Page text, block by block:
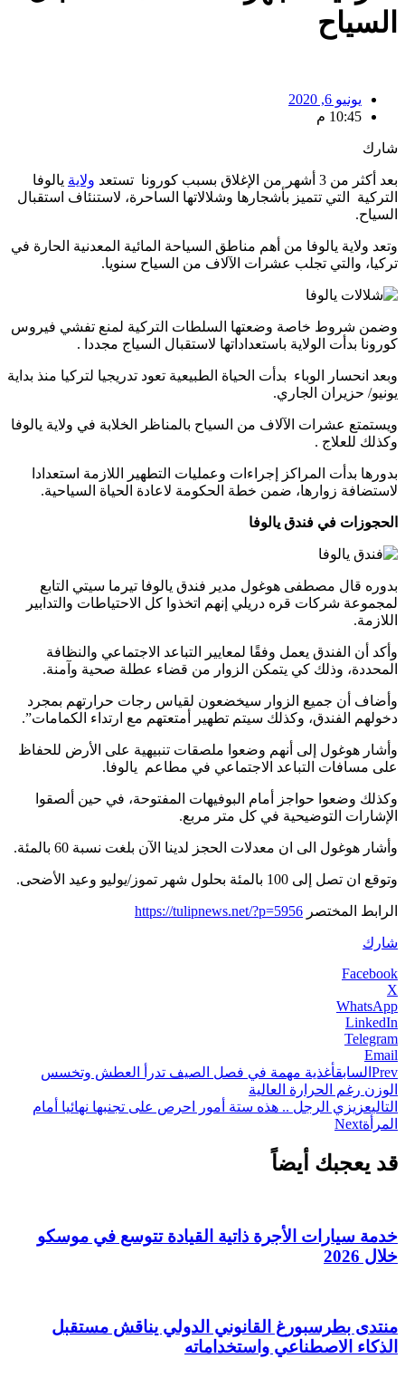
السياح
يونيو 6, 2020
10:45 م
شارك
بعد أكثر من 3 أشهر من الإغلاق بسبب كورونا تستعد ولاية يالوفا
التركية التي تتميز بأشجارها وشلالاتها الساحرة، لاستنئاف استقبال
السياح.
وتعد ولاية يالوفا من أهم مناطق السياحة المائية المعدنية الحارة في
تركيا، والتي تجلب عشرات الآلاف من السياح سنويا.
وضمن شروط خاصة وضعتها السلطات التركية لمنع تفشي فيروس
كورونا بدأت الولاية باستعداداتها لاستقبال السياج مجددا .
وبعد انحسار الوباء بدأت الحياة الطبيعية تعود تدريجيا لتركيا منذ بداية
يونيو/ حزيران الجاري.
ويستمتع عشرات الآلاف من السياح بالمناظر الخلابة في ولاية يالوفا
وكذلك للعلاج .
بدورها بدأت المراكز إجراءات وعمليات التطهير اللازمة استعدادا
لاستضافة زوارها، ضمن خطة الحكومة لاعادة الحياة السياحية.
الحجوزات في فندق يالوفا
بدوره قال مصطفى هوغول مدير فندق يالوفا تيرما سيتي التابع
لمجموعة شركات قره دريلي إنهم اتخذوا كل الاحتياطات والتدابير
اللازمة.
وأكد أن الفندق يعمل وفقًا لمعايير التباعد الاجتماعي والنظافة
المحددة، وذلك كي يتمكن الزوار من قضاء عطلة صحية وآمنة.
وأضاف أن جميع الزوار سيخضعون لقياس رجات حرارتهم بمجرد
دخولهم الفندق، وكذلك سيتم تطهير أمتعتهم مع ارتداء الكمامات”.
وأشار هوغول إلى أنهم وضعوا ملصقات تنبيهية على الأرض للحفاظ
على مسافات التباعد الاجتماعي في مطاعم يالوفا.
وكذلك وضعوا حواجز أمام البوفيهات المفتوحة، في حين ألصقوا
الإشارات التوضيحية في كل متر مربع.
وأشار هوغول الى ان معدلات الحجز لدينا الآن بلغت نسبة 60 بالمئة.
وتوقع ان تصل إلى 100 بالمئة بحلول شهر تموز/يوليو وعيد الأضحى.
الرابط المختصر https://tulipnews.net/?p=5956
شارك
Facebook
X
WhatsApp
LinkedIn
Telegram
Email
Prev السابقأغذية مهمة في فصل الصيف تدرأ العطش وتخسس
الوزن رغم الحرارة العالية
التاليعزيزي الرجل .. هذه ستة أمور احرص على تجنبها نهائيا أمام
المرأةNext
قد يعجبك أيضاً
خدمة سيارات الأجرة ذاتية القيادة تتوسع في موسكو
خلال 2026
منتدى بطرسبورغ القانوني الدولي يناقش مستقبل
الذكاء الاصطناعي واستخداماته